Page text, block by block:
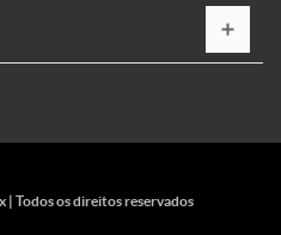
Todos os direitos reservados